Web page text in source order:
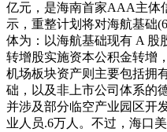
亿元，是海南首家AAA主体
示，重整计划将对海航基础
体为：以海航基础现有 A 股
转增股实施资本公积金转增
机场板块资产则主要包括拥
础，以及非上市公司体系的
并涉及部分临空产业园区开
业人员.6万人。不过，海口